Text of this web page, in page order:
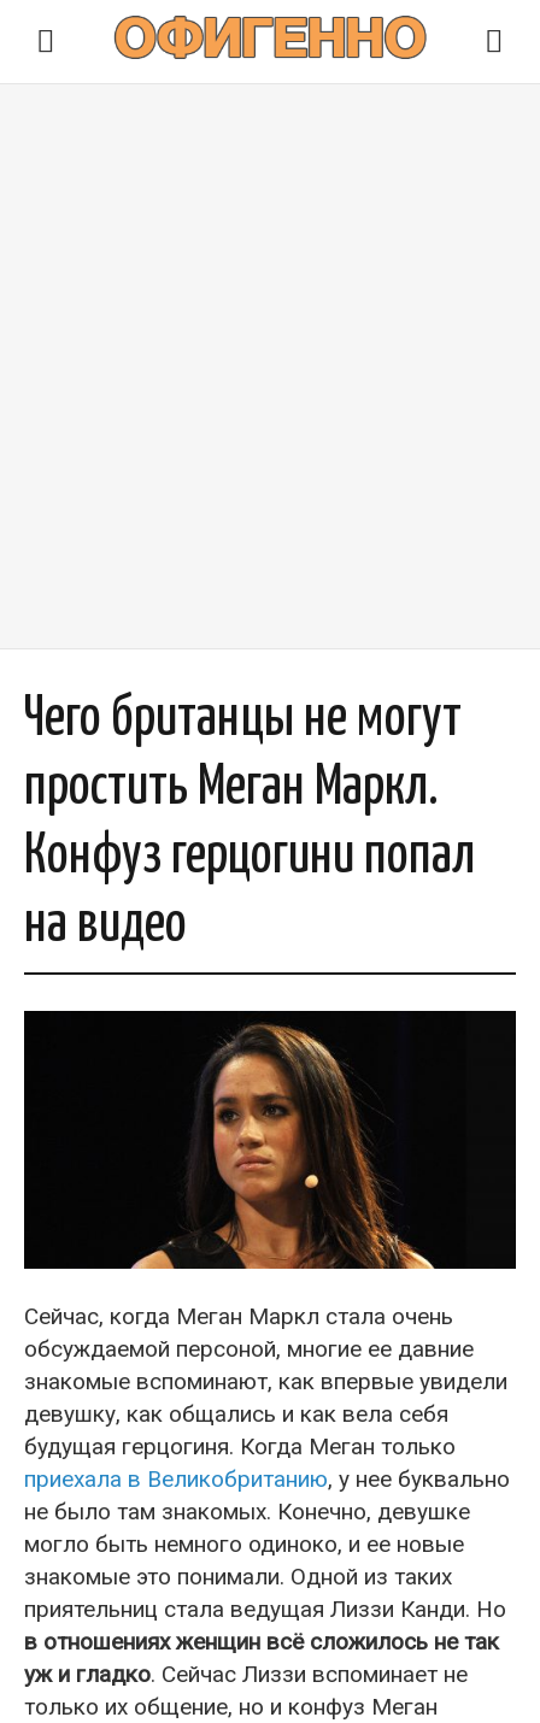
Чего британцы не могут
простить Меган Маркл.
Конфуз герцогини попал
на видео
Сейчас, когда Меган Маркл стала очень
обсуждаемой персоной, многие ее давние
знакомые вспоминают, как впервые увидели
девушку, как общались и как вела себя
будущая герцогиня. Когда Меган только
приехала в Великобританию, у нее буквально
не было там знакомых. Конечно, девушке
могло быть немного одиноко, и ее новые
знакомые это понимали. Одной из таких
приятельниц стала ведущая Лиззи Канди. Но
в отношениях женщин всё сложилось не так
уж и гладко. Сейчас Лиззи вспоминает не
только их общение, но и конфуз Меган